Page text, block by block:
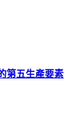
第五生產要素